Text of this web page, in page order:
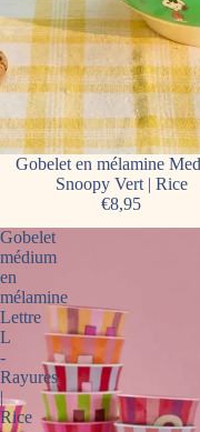
Gobelet en mélamine
Snoopy Vert | Rice
€8,95
Gobelet
médium
en
mélamine
Lettre
L
-
Rayures
|
Rice